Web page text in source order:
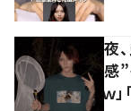
夜
感
ｗ